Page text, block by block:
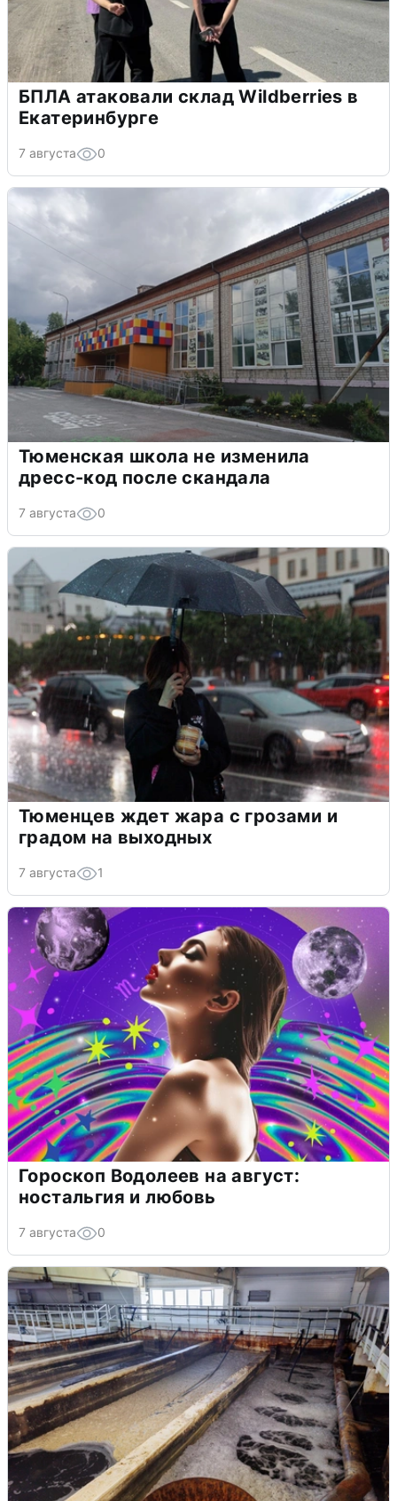
БПЛА атаковали склад Wildberries в
Екатеринбурге
7 августа 0
Тюменская школа не изменила
дресс-код после скандала
7 августа 0
Тюменцев ждет жара с грозами и
градом на выходных
7 августа 1
Гороскоп Водолеев на август:
ностальгия и любовь
7 августа 0